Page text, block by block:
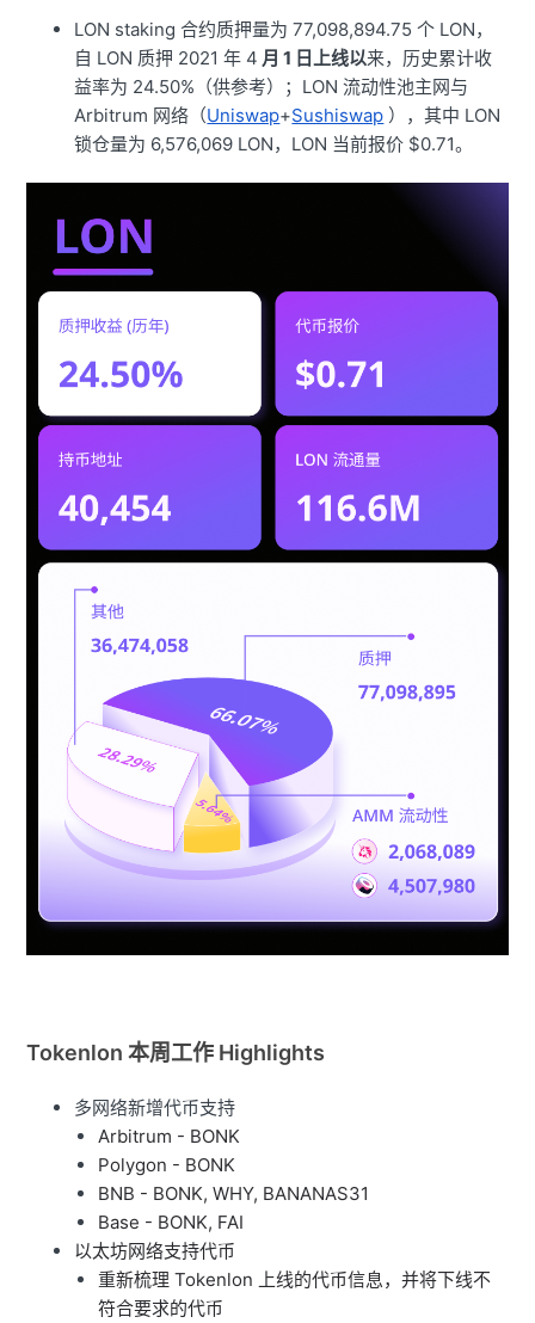
LON staking 合约质押量为 77,098,894.75 个 LON，
自 LON 质押 2021 年 4 月 1 日上线以来，历史累计收
益率为 24.50%（供参考）；LON 流动性池主网与
Arbitrum 网络（Uniswap+Sushiswap ），其中 LON
锁仓量为 6,576,069 LON，LON 当前报价 $0.71。
Tokenlon 本周工作 Highlights
多网络新增代币支持
Arbitrum - BONK
Polygon - BONK
BNB - BONK, WHY, BANANAS31
Base - BONK, FAI
以太坊网络支持代币
重新梳理 Tokenlon 上线的代币信息，并将下线不
符合要求的代币